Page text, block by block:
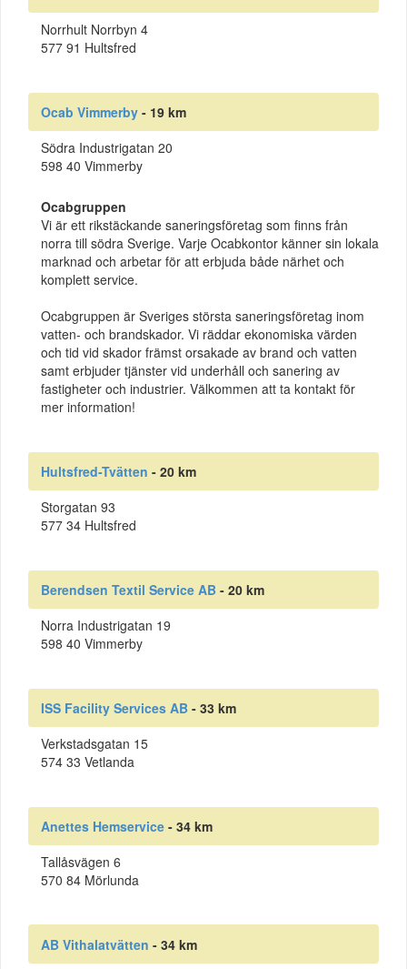
Norrhult Norrbyn 4
577 91 Hultsfred
Ocab Vimmerby - 19 km
Södra Industrigatan 20
598 40 Vimmerby
Ocabgruppen
Vi är ett rikstäckande saneringsföretag som finns från
norra till södra Sverige. Varje Ocabkontor känner sin lokala
marknad och arbetar för att erbjuda både närhet och
komplett service.
Ocabgruppen är Sveriges största saneringsföretag inom
vatten- och brandskador. Vi räddar ekonomiska värden
och tid vid skador främst orsakade av brand och vatten
samt erbjuder tjänster vid underhåll och sanering av
fastigheter och industrier. Välkommen att ta kontakt för
mer information!
Hultsfred-Tvätten - 20 km
Storgatan 93
577 34 Hultsfred
Berendsen Textil Service AB - 20 km
Norra Industrigatan 19
598 40 Vimmerby
ISS Facility Services AB - 33 km
Verkstadsgatan 15
574 33 Vetlanda
Anettes Hemservice - 34 km
Tallåsvägen 6
570 84 Mörlunda
AB Vithalatvätten - 34 km